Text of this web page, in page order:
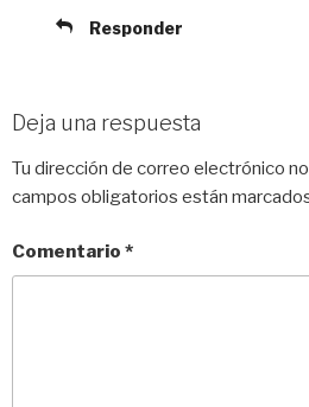
Responder
Deja una respuesta
Tu dirección de correo electrónico
campos obligatorios están
Comentario *